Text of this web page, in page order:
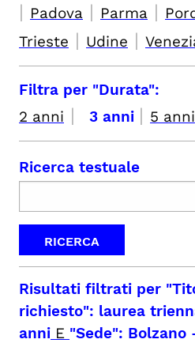
| Padova | Parma |
Trieste | Udine |
Filtra per "Durata":
2 anni | 3 anni | 5 anni
Ricerca testuale
Risultati filtrati per
richiesto": laurea
anni E "Sede": Bolzano